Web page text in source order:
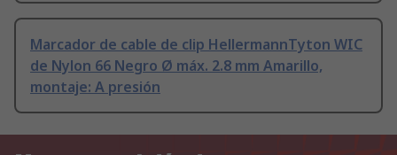
Marcador de cable de clip HellermannTyton WIC
de Nylon 66 Negro Ø máx. 2.8 mm Amarillo,
montaje: A presión